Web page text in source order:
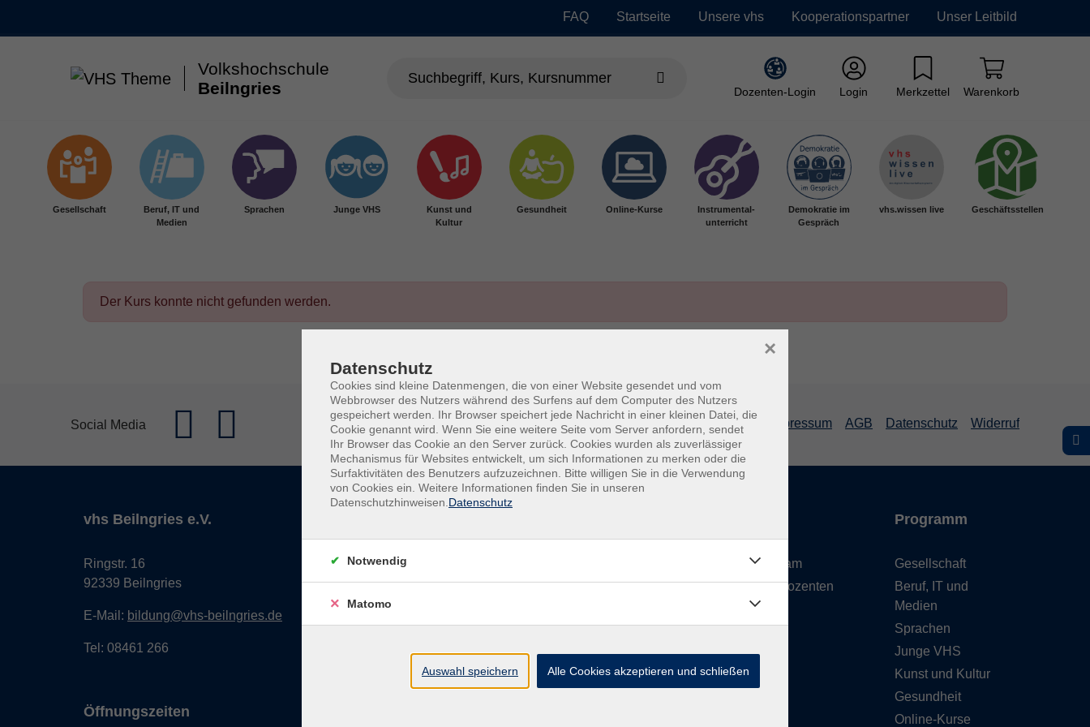
FAQ Startseite Unsere vhs Kooperationspartner Unser Leitbild
Volkshochschule
Beilngries
Dozenten-Login Login Merkzettel Warenkorb
Gesellschaft
Beruf, IT und
Medien
Sprachen Junge VHS
Kunst und
Kultur
Gesundheit Online-Kurse
Instrumental-
unterricht
Demokratie im
Gespräch
vhs.wissen live Geschäftsstellen
Der Kurs konnte nicht gefunden werden.
Social Media Impressum AGB Datenschutz Widerruf
vhs Beilngries e.V.
Ringstr. 16
92339 Beilngries
E-Mail: bildung@vhs-beilngries.de
Tel: 08461 266
Öffnungszeiten
Unser Team
Unsere Dozenten
Gebäude
Programm
Gesellschaft
Beruf, IT und
Medien
Sprachen
Junge VHS
Kunst und Kultur
Gesundheit
Online-Kurse
Datenschutz
Cookies sind kleine Datenmengen, die von einer Website gesendet und vom
Webbrowser des Nutzers während des Surfens auf dem Computer des Nutzers
gespeichert werden. Ihr Browser speichert jede Nachricht in einer kleinen Datei, die
Cookie genannt wird. Wenn Sie eine weitere Seite vom Server anfordern, sendet
Ihr Browser das Cookie an den Server zurück. Cookies wurden als zuverlässiger
Mechanismus für Websites entwickelt, um sich Informationen zu merken oder die
Surfaktivitäten des Benutzers aufzuzeichnen. Bitte willigen Sie in die Verwendung
von Cookies ein. Weitere Informationen finden Sie in unseren
Datenschutzhinweisen. Datenschutz
×
Notwendig
Matomo
Auswahl speichern Alle Cookies akzeptieren und schließen